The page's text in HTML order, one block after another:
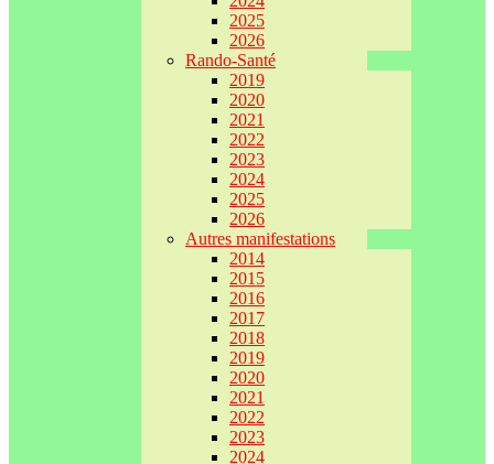
2025
2026
Rando-Santé
2019
2020
2021
2022
2023
2024
2025
2026
Autres manifestations
2014
2015
2016
2017
2018
2019
2020
2021
2022
2023
2024